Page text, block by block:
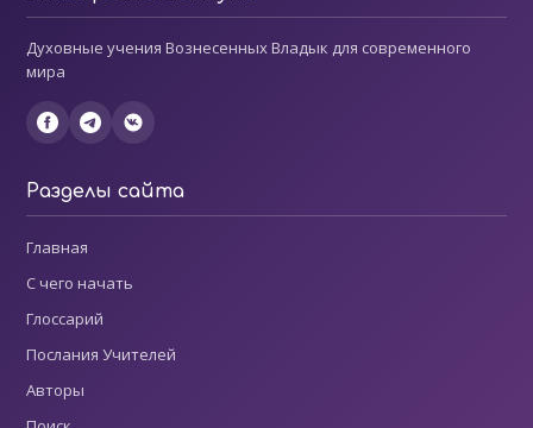
Духовные учения Вознесенных Владык для современного
мира
Разделы сайта
Главная
С чего начать
Глоссарий
Послания Учителей
Авторы